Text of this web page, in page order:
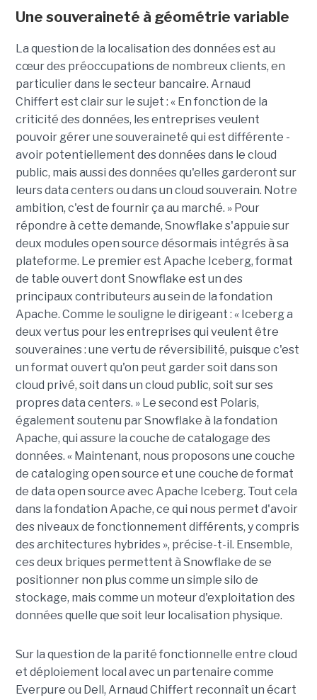
Une souveraineté à géométrie variable
La question de la localisation des données est au
cœur des préoccupations de nombreux clients, en
particulier dans le secteur bancaire. Arnaud
Chiffert est clair sur le sujet : « En fonction de la
criticité des données, les entreprises veulent
pouvoir gérer une souveraineté qui est différente -
avoir potentiellement des données dans le cloud
public, mais aussi des données qu'elles garderont sur
leurs data centers ou dans un cloud souverain. Notre
ambition, c'est de fournir ça au marché. » Pour
répondre à cette demande, Snowflake s'appuie sur
deux modules open source désormais intégrés à sa
plateforme. Le premier est Apache Iceberg, format
de table ouvert dont Snowflake est un des
principaux contributeurs au sein de la fondation
Apache. Comme le souligne le dirigeant : « Iceberg a
deux vertus pour les entreprises qui veulent être
souveraines : une vertu de réversibilité, puisque c'est
un format ouvert qu'on peut garder soit dans son
cloud privé, soit dans un cloud public, soit sur ses
propres data centers. » Le second est Polaris,
également soutenu par Snowflake à la fondation
Apache, qui assure la couche de catalogage des
données. « Maintenant, nous proposons une couche
de cataloging open source et une couche de format
de data open source avec Apache Iceberg. Tout cela
dans la fondation Apache, ce qui nous permet d'avoir
des niveaux de fonctionnement différents, y compris
des architectures hybrides », précise-t-il. Ensemble,
ces deux briques permettent à Snowflake de se
positionner non plus comme un simple silo de
stockage, mais comme un moteur d'exploitation des
données quelle que soit leur localisation physique.
Sur la question de la parité fonctionnelle entre cloud
et déploiement local avec un partenaire comme
Everpure ou Dell, Arnaud Chiffert reconnaît un écart